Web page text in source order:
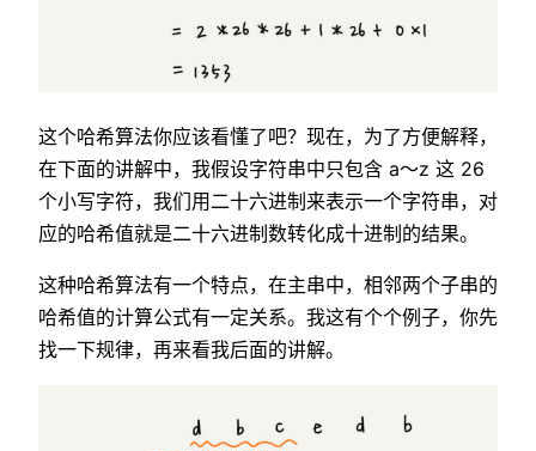
这个哈希算法你应该看懂了吧？现在，为了方便解释，
在下面的讲解中，我假设字符串中只包含 a～z 这 26
个小写字符，我们用二十六进制来表示一个字符串，对
应的哈希值就是二十六进制数转化成十进制的结果。
这种哈希算法有一个特点，在主串中，相邻两个子串的
哈希值的计算公式有一定关系。我这有个个例子，你先
找一下规律，再来看我后面的讲解。